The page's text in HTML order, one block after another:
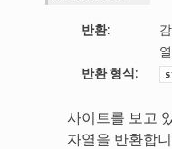
반환:
열
반환 형식:
사이트를 보고
자열을 반환합